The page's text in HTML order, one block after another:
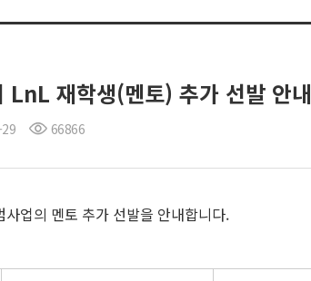
재학생(멘토) 추가 선발 안내
66866
업의 멘토 추가 선발을 안내합니다.